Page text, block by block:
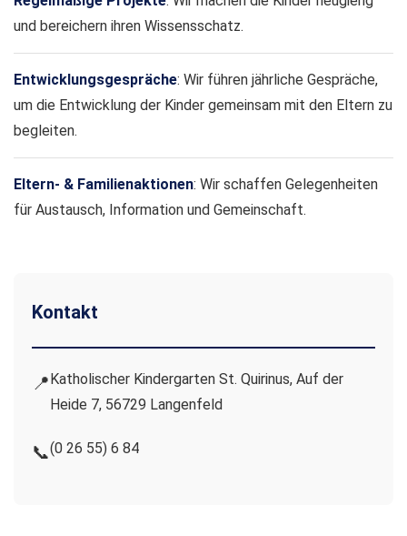
und bereichern ihren Wissensschatz.
Entwicklungsgespräche: Wir führen jährliche Gespräche,
um die Entwicklung der Kinder gemeinsam mit den Eltern zu
begleiten.
Eltern- & Familienaktionen: Wir schaffen Gelegenheiten
für Austausch, Information und Gemeinschaft.
Kontakt
📍Katholischer Kindergarten St. Quirinus, Auf der
Heide 7, 56729 Langenfeld
📞(0 26 55) 6 84